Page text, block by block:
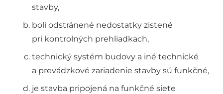
stavby,
boli odstránené nedostatky zistené
pri kontrolných prehliadkach,
technický systém budovy a iné technické
a prevádzkové zariadenie stavby sú funkčné,
je stavba pripojená na funkčné siete